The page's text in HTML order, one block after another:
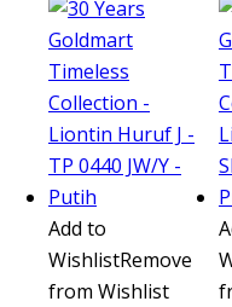
Add to
WishlistRemove
from Wishlist